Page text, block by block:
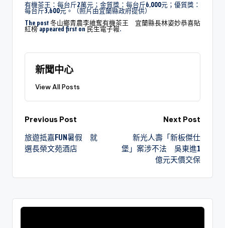
有機茶王：每台斤2萬元；金質獎：每台斤6,000元；優質獎：
每台斤3,600元。（照片由宜蘭縣政府提供）
The post冬山鄉青農李維奪有機茶王 宜蘭縣長林姿妙恭喜貼
紅榜appeared first on 民生電子報.
新聞中心
View All Posts
Previous Post
旅遊抵嘉FUN暑假 就
選長榮文苑酒店
Next Post
新光人壽「新板傑仕
堡」案涉不法 吳東進1
億元天價交保